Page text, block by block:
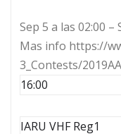
Sep 5 a las 02:00 –
Mas info https://
3_Contests/
16:00
IARU VHF Reg1